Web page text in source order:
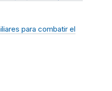
para combatir el